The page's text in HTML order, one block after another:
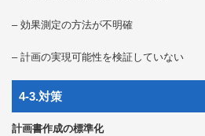
– 効果測定の方法が不明確
– 計画の実現可能性を検証していない
4-3.対策
計画書作成の標準化